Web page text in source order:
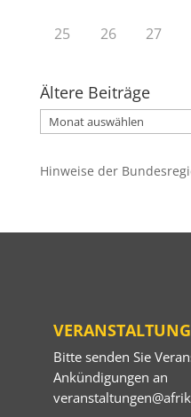
25 26 27
Ältere Beiträge
Ältere
Beiträge
Hinweise der
Bitte senden Sie
Ankündigungen an